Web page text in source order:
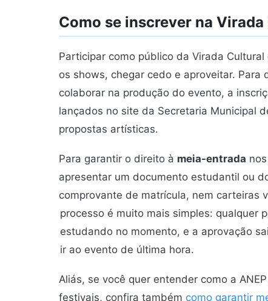
Como se inscrever na
Participar como público da Virada
os shows, chegar cedo e aproveitar.
colaborar na produção do evento, a
lançados no site da Secretaria Municipal
propostas artísticas.
Para garantir o direito à meia-entrada
apresentar um documento estudantil ou
comprovante de matrícula, nem carteiras
processo é muito mais simples: qualquer
estudando no momento, e a aprovação
ir ao evento de última hora.
Aliás, se você quer entender como a
festivais, confira também como garantir